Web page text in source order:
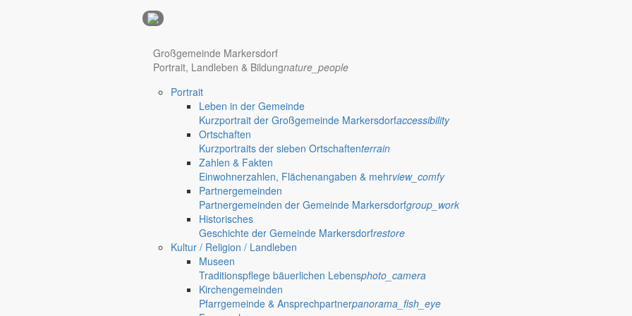
Hotel Nürnberg
Regional werben auf markersdorf.de! anzeigen@gemeinde-markersdorf.de
Großgemeinde Markersdorf
Portrait, Landleben & Bildungnature_people
Portrait
Leben in der Gemeinde
Kurzportrait der Großgemeinde Markersdorfaccessibility
Ortschaften
Kurzportraits der sieben Ortschaftenterrain
Zahlen & Fakten
Einwohnerzahlen, Flächenangaben & mehrview_comfy
Partnergemeinden
Partnergemeinden der Gemeinde Markersdorfgroup_work
Historisches
Geschichte der Gemeinde Markersdorfrestore
Kultur / Religion / Landleben
Museen
Traditionspflege bäuerlichen Lebensphoto_camera
Kirchengemeinden
Pfarrgemeinde & Ansprechpartnerpanorama_fish_eye
Deutsch-Paulsdorf
Jauernick-Buschbach